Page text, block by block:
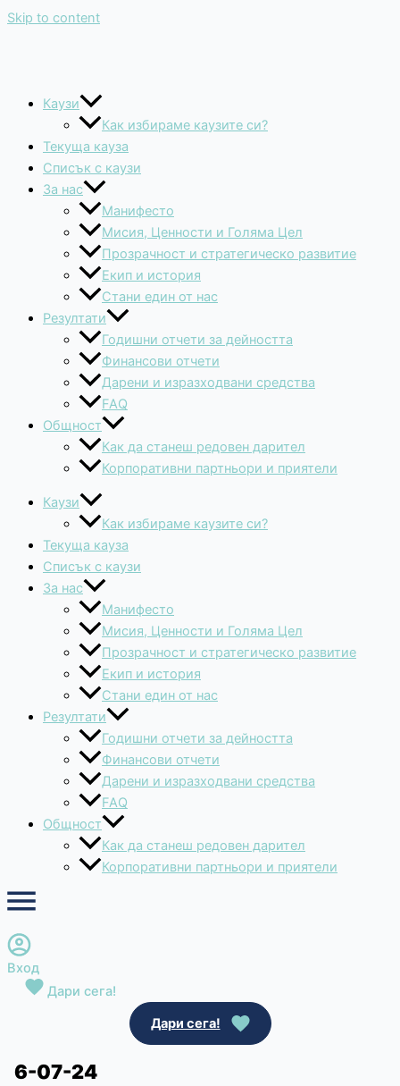
Skip to content
Каузи
Как избираме каузите си?
Текуща кауза
Списък с каузи
За нас
Манифесто
Мисия, Ценности и Голяма Цел
Прозрачност и стратегическо развитие
Екип и история
Стани един от нас
Резултати
Годишни отчети за дейността
Финансови отчети
Дарени и изразходвани средства
FAQ
Общност
Как да станеш редовен дарител
Корпоративни партньори и приятели
Каузи
Как избираме каузите си?
Текуща кауза
Списък с каузи
За нас
Манифесто
Мисия, Ценности и Голяма Цел
Прозрачност и стратегическо развитие
Екип и история
Стани един от нас
Резултати
Годишни отчети за дейността
Финансови отчети
Дарени и изразходвани средства
FAQ
Общност
Как да станеш редовен дарител
Корпоративни партньори и приятели
Вход
Дари сега!
Дари сега!
6-07-24